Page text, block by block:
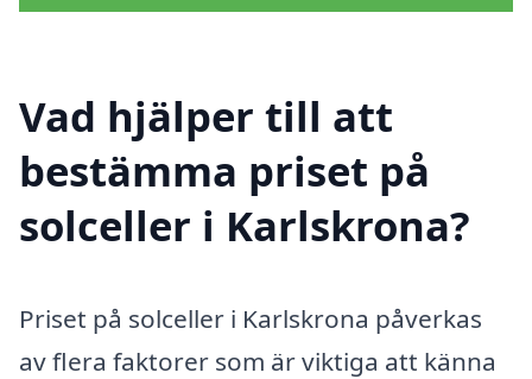
Vad hjälper till att
bestämma priset på
solceller i Karlskrona?
Priset på solceller i Karlskrona påverkas
av flera faktorer som är viktiga att känna